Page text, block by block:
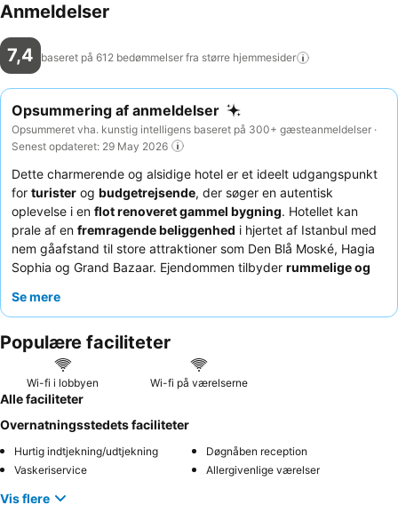
Anmeldelser
7,4 baseret på 612 bedømmelser fra større hjemmesider
Opsummering af anmeldelser
Opsummeret vha. kunstig intelligens baseret på 300+ gæsteanmeldelser ·
Senest opdateret: 29 May 2026
Dette charmerende og alsidige hotel er et ideelt udgangspunkt
for turister og budgetrejsende, der søger en autentisk
oplevelse i en flot renoveret gammel bygning. Hotellet kan
prale af en fremragende beliggenhed i hjertet af Istanbul med
nem gåafstand til store attraktioner som Den Blå Moské, Hagia
Sophia og Grand Bazaar. Ejendommen tilbyder rummelige og
behageligt ophold. Gæsterne roser konsekvent personalets
anbefalinger og service. For en helt unik oplevelse kan du
overveje at anmode om et værelse med et historisk eller antikt
præg for fuldt ud at fordybe dig i hotellets karakter.
Se mere
Populære faciliteter
Wi-fi i lobbyen Wi-fi på værelserne
Alle faciliteter
Overnatningsstedets faciliteter
Hurtig indtjekning/udtjekning
Døgnåben reception
Vaskeriservice
Allergivenlige værelser
Vis flere